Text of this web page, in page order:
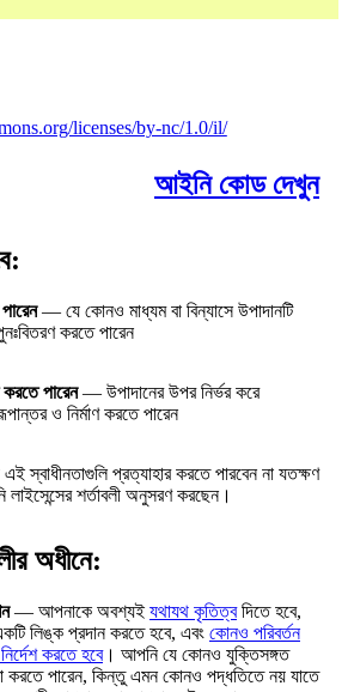
licenses/by-nc/1.0/il/
আইনি কোড দেখুন
— যে কোনও মাধ্যম বা বিন্যাসে উপাদানটি
করতে পারেন
পারেন— উপাদানের উপর নির্ভর করে
ও নির্মাণ করতে পারেন
এই স্বাধীনতাগুলি প্রত্যাহার করতে পারবেন না যতক্ষণ
লাইসেন্সের শর্তাবলী অনুসরণ করছেন।
অধীনে:
— আপনাকে অবশ্যই যথাযথ কৃতিত্বদিতে হবে,
লিঙ্ক প্রদান করতে হবে, এবং কোনও পরিবর্তন
করতে হবে। আপনি যে কোনও যুক্তিসঙ্গত
করতে পারেন, কিন্তু এমন কোনও পদ্ধতিতে নয় যাতে